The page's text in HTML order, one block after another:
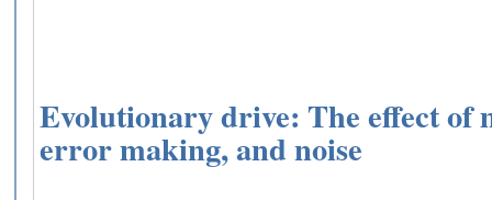
Evolutionary drive: The effect of
error making, and noise